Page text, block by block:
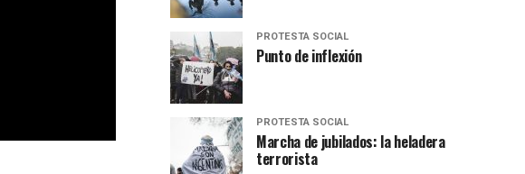
PROTESTA SOCIAL
Punto de inflexión
PROTESTA SOCIAL
Marcha de jubilados: la heladera
terrorista